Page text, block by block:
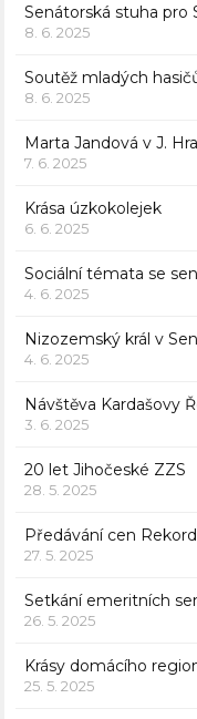
Senátorská stuha pro
8. 6. 2025
Soutěž mladých
8. 6. 2025
Marta Jandová v J.
7. 6. 2025
Krása úzkokolejek
6. 6. 2025
Sociální témata se
4. 6. 2025
Nizozemský král v
4. 6. 2025
Návštěva Kardašovy
3. 6. 2025
20 let Jihočeské ZZS
28. 5. 2025
Předávání cen
27. 5. 2025
Setkání emeritních
26. 5. 2025
Krásy domácího
25. 5. 2025